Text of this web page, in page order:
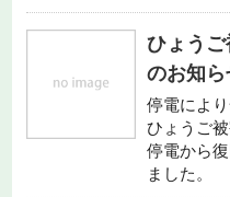
ひょう
のお知ら
停電によ
ひょうご
停電から
ました。